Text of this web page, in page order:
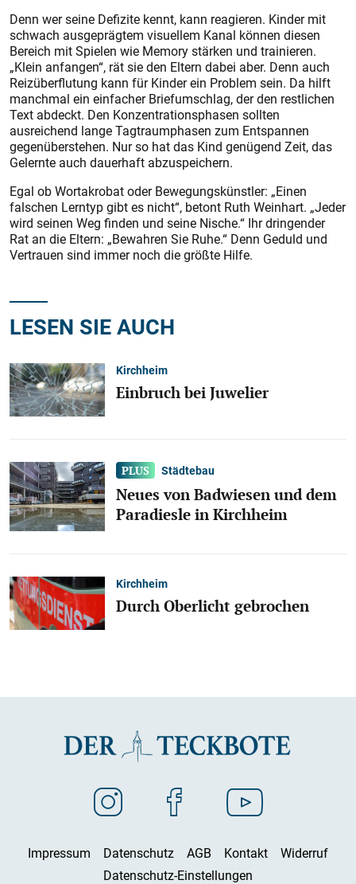
Denn wer seine Defizite kennt, kann reagieren. Kinder mit
schwach ausgeprägtem visuellem Kanal können diesen
Bereich mit Spielen wie Memory stärken und trainieren.
„Klein anfangen“, rät sie den Eltern dabei aber. Denn auch
Reizüberflutung kann für Kinder ein Problem sein. Da hilft
manchmal ein einfacher Briefumschlag, der den restlichen
Text abdeckt. Den Konzentrationsphasen sollten
ausreichend lange Tagtraumphasen zum Entspannen
gegenüberstehen. Nur so hat das Kind genügend Zeit, das
Gelernte auch dauerhaft abzuspeichern.
Egal ob Wortakrobat oder Bewegungskünstler: „Einen
falschen Lerntyp gibt es nicht“, betont Ruth Weinhart. „Jeder
wird seinen Weg finden und seine Nische.“ Ihr dringender
Rat an die Eltern: „Bewahren Sie Ruhe.“ Denn Geduld und
Vertrauen sind immer noch die größte Hilfe.
LESEN SIE AUCH
Kirchheim
Einbruch bei Juwelier
Städtebau
Neues von Badwiesen und dem
Paradiesle in Kirchheim
Kirchheim
Durch Oberlicht gebrochen
Impressum Datenschutz AGB Kontakt
Widerruf
Datenschutz-Einstellungen